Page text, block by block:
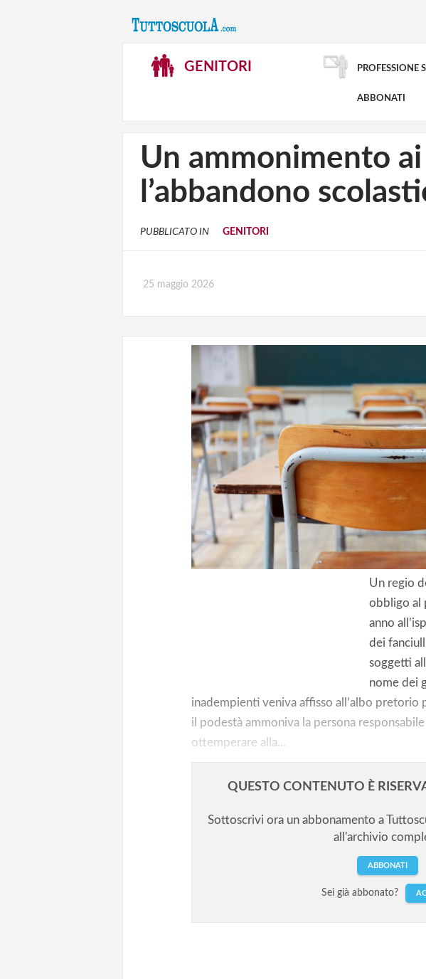
GENITORI PROFESSIONE
ABBONATI
Un ammonimento
l’abbandono
PUBBLICATO IN GENITORI
25 maggio 2026
Un regio
obbligo al
anno
dei
soggetti
nome dei
inadempienti veniva affisso all’albo pretorio
il podestà ammoniva la persona
ottemperare alla...
QUESTO CONTENUTO È
Sottoscrivi ora un abbonamento a
all'archivio
ABBONATI
Sei già abbonato?